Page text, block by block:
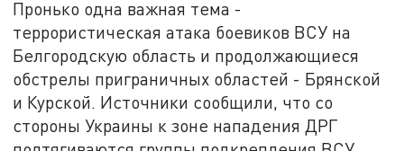
Пронько одна важная тема -
террористическая атака боевиков ВСУ на
Белгородскую область и продолжающиеся
обстрелы приграничных областей - Брянской
и Курской. Источники сообщили, что со
стороны Украины к зоне нападения ДРГ